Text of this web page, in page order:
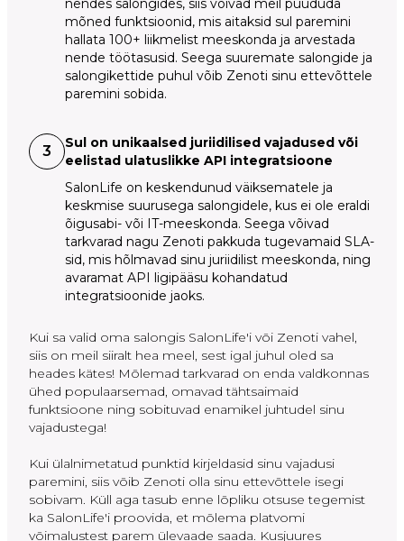
nendes salongides, siis võivad meil puududa
mõned funktsioonid, mis aitaksid sul paremini
hallata 100+ liikmelist meeskonda ja arvestada
nende töötasusid. Seega suuremate salongide ja
salongikettide puhul võib Zenoti sinu ettevõttele
paremini sobida.
3
Sul on unikaalsed juriidilised vajadused või
eelistad ulatuslikke API integratsioone
SalonLife on keskendunud väiksematele ja
keskmise suurusega salongidele, kus ei ole eraldi
õigusabi- või IT-meeskonda. Seega võivad
tarkvarad nagu Zenoti pakkuda tugevamaid SLA-
sid, mis hõlmavad sinu juriidilist meeskonda, ning
avaramat API ligipääsu kohandatud
integratsioonide jaoks.
Kui sa valid oma salongis SalonLife'i või Zenoti vahel,
siis on meil siiralt hea meel, sest igal juhul oled sa
heades kätes! Mõlemad tarkvarad on enda valdkonnas
ühed populaarsemad, omavad tähtsaimaid
funktsioone ning sobituvad enamikel juhtudel sinu
vajadustega!
Kui ülalnimetatud punktid kirjeldasid sinu vajadusi
paremini, siis võib Zenoti olla sinu ettevõttele isegi
sobivam. Küll aga tasub enne lõpliku otsuse tegemist
ka SalonLife'i proovida, et mõlema platvomi
võimalustest parem ülevaade saada. Kusjuures